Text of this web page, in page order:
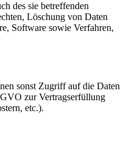
des sie betreffenden
Löschung von Daten
Software sowie Verfahren,
sonst Zugriff auf die Daten
zur Vertragserfüllung
etc.).